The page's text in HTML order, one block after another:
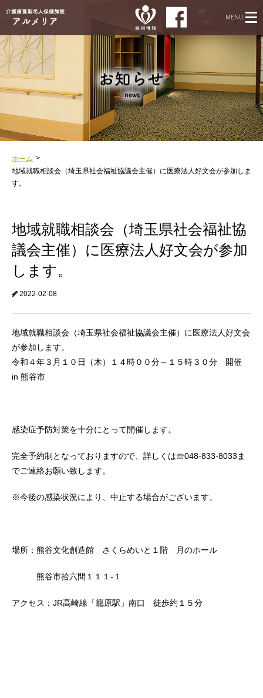
MENU
ホーム
地域就職相談会（埼玉県社会福祉協議会主催）に医療法人好文会が参加しま
す。
地域就職相談会（埼玉県社会福祉協
議会主催）に医療法人好文会が参加
します。
2022-02-08
地域就職相談会（埼玉県社会福祉協議会主催）に医療法人好文会
が参加します。
令和４年３月１０日（木）１４時００分～１５時３０分 開催
in 熊谷市
感染症予防対策を十分にとって開催します。
完全予約制となっておりますので、詳しくは☏048-833-8033ま
でご連絡お願い致します。
※今後の感染状況により、中止する場合がございます。
場所：熊谷文化創造館 さくらめいと１階 月のホール
熊谷市拾六間１１１-１
アクセス：JR高崎線「籠原駅」南口 徒歩約１５分